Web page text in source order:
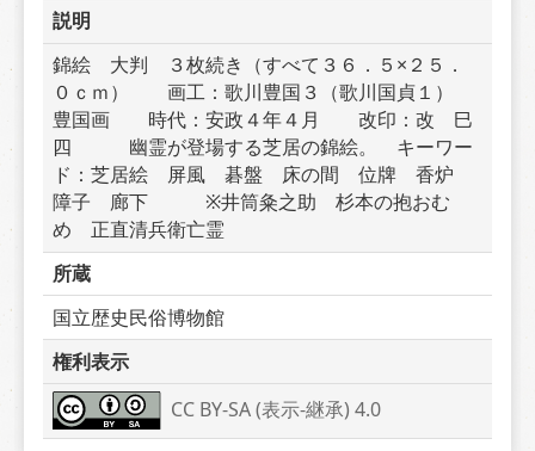
説明
錦絵　大判　３枚続き（すべて３６．５×２５．
０ｃｍ）　　画工：歌川豊国３（歌川国貞１）
豊国画　　時代：安政４年４月　　改印：改　巳
四　　　幽霊が登場する芝居の錦絵。　キーワー
ド：芝居絵　屏風　碁盤　床の間　位牌　香炉
障子　廊下　　　※井筒粂之助　杉本の抱おむ
め　正直清兵衛亡霊
所蔵
国立歴史民俗博物館
権利表示
CC BY-SA (表示-継承) 4.0